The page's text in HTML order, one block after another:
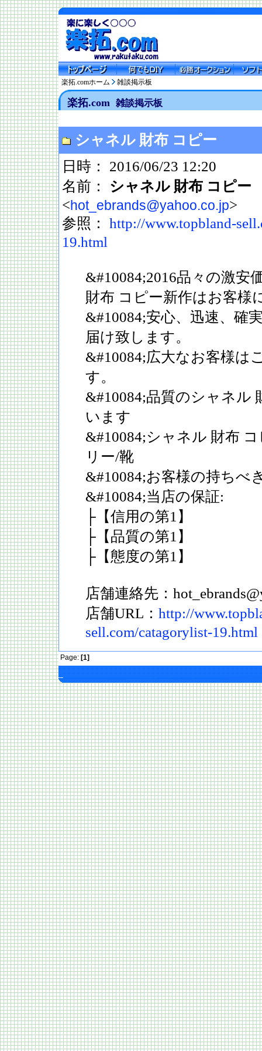
楽拓.comホーム 雑談掲示板
楽拓.com 雑談掲示板
シャネル 財布 コピー
日時： 2016/06/23 12:20
名前： シャネル 財布 コピー
<hot_ebrands@yahoo.co.jp>
参照： http://www.topbland-
19.html
&#10084;2016品々の激安
財布 コピー新作はお客様
&#10084;安心、迅速、確
届け致します。
&#10084;広大なお客様は
す。
&#10084;品質のシャネル
います
&#10084;シャネル 財布
リー/靴
&#10084;お客様の持ちべ
&#10084;当店の保証:
├【信用の第1】
├【品質の第1】
├【態度の第1】
店舗連絡先：
店舗URL： http://
sell.com/catagorylist-19.html
Page: [1]